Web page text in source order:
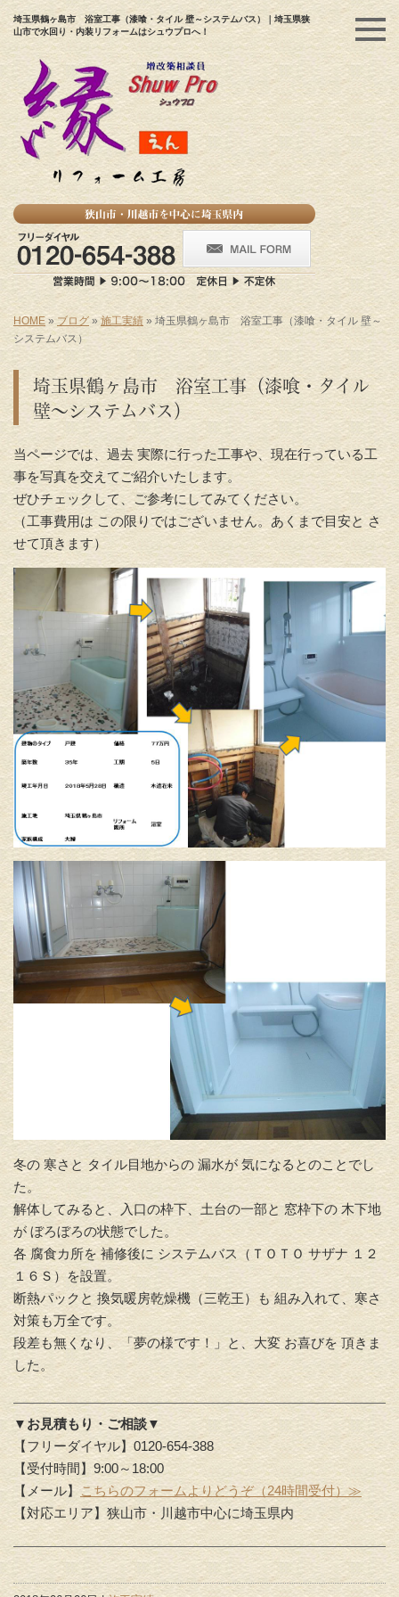
埼玉県鶴ヶ島市 浴室工事（漆喰・タイル 壁～システムバス）｜埼玉県狭
山市で水回り・内装リフォームはシュウプロへ！
HOME »ブログ » 施工実績 » 埼玉県鶴ヶ島市 浴室工事（漆喰・タイル 壁～
システムバス）
埼玉県鶴ヶ島市 浴室工事（漆喰・タイル
壁～システムバス）
当ページでは、過去 実際に行った工事や、現在行っている工
事を写真を交えてご紹介いたします。
ぜひチェックして、ご参考にしてみてください。
（工事費用は この限りではございません。あくまで目安と さ
せて頂きます）
冬の 寒さと タイル目地からの 漏水が 気になるとのことでし
た。
解体してみると、入口の枠下、土台の一部と 窓枠下の 木下地
が ぼろぼろの状態でした。
各 腐食カ所を 補修後に システムバス（ＴＯＴＯ サザナ １２
１６Ｓ）を設置。
断熱パックと 換気暖房乾燥機（三乾王）も 組み入れて、寒さ
対策も万全です。
段差も無くなり、「夢の様です！」と、大変 お喜びを 頂きま
した。
▼お見積もり・ご相談▼
【フリーダイヤル】0120-654-388
【受付時間】9:00～18:00
【メール】 こちらのフォームよりどうぞ（24時間受付）≫
【対応エリア】狭山市・川越市中心に埼玉県内